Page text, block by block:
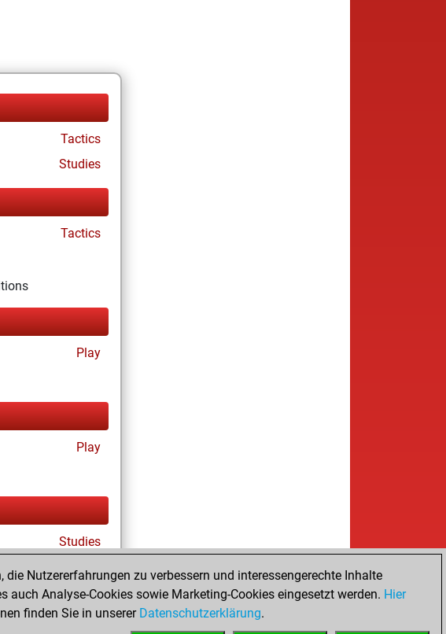
Tactics
Studies
Tactics
Play
Play
Studies
Fritz
Nutzererfahrungen zu verbessern und interessengerechte Inhalte
Analyse-Cookies sowie Marketing-Cookies eingesetzt werden. Hier
finden Sie in unserer Datenschutzerklärung.